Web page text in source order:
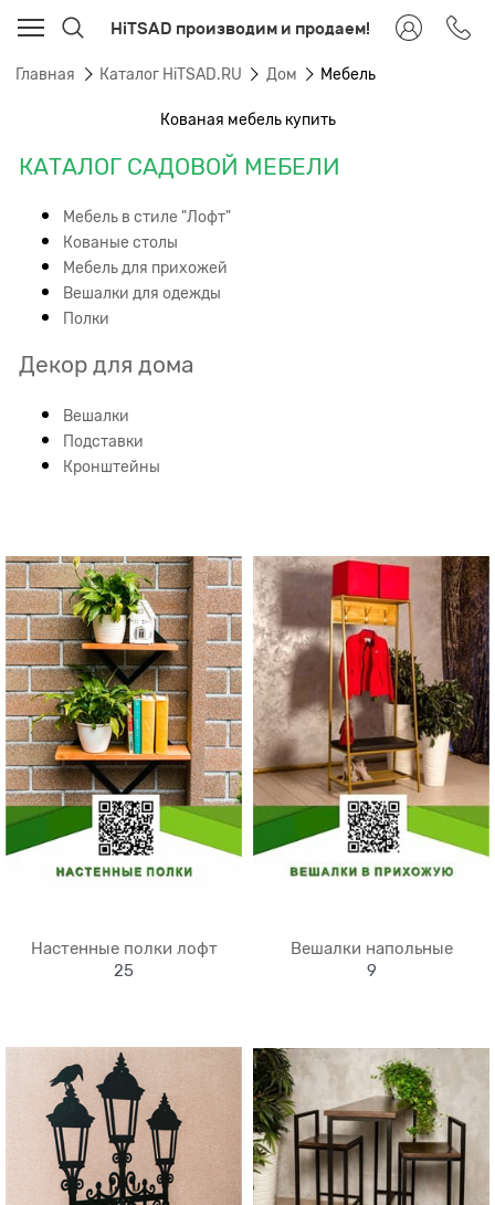
HiTSAD производим и продаем!
Главная Каталог HiTSAD.RU Дом Мебель
Кованая мебель купить
КАТАЛОГ САДОВОЙ МЕБЕЛИ
Мебель в стиле "Лофт"
Кованые столы
Мебель для прихожей
Вешалки для одежды
Полки
Декор для дома
Вешалки
Подставки
Кронштейны
Настенные полки лофт
25
Вешалки напольные
9